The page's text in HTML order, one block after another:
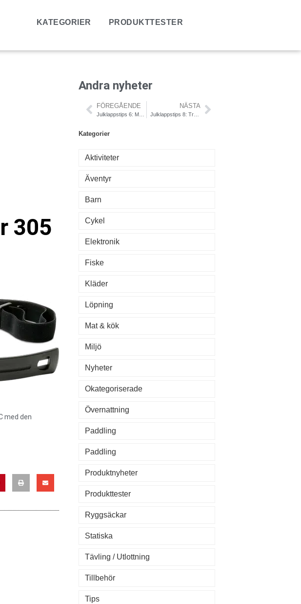
KATEGORIER PRODUKTTESTER
305
med den
Andra nyheter
FÖREGÅENDE
Julklappstips 6: Man kan inte få för många!
NÄSTA
Kategorier
Aktiviteter
Äventyr
Barn
Cykel
Elektronik
Fiske
Kläder
Löpning
Mat & kök
Miljö
Nyheter
Okategoriserade
Övernattning
Paddling
Paddling
Produktnyheter
Produkttester
Ryggsäckar
Statiska
Tävling / Utlottning
Tillbehör
Tips